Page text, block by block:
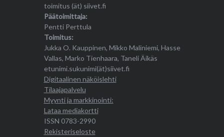
toimitus (ät) siivet.fi
Päätoimittaja:
Pentti Perttula
Toimitus:
Jukka O. Kauppinen, Mikko Maliniemi, Hasse
Vallas, Marko Tienhaara, Taneli Äikäs
etunimi.sukunimi(ät)siivet.fi
Digitaalinen näköislehti
Tilaajapalvelu
Myynti ja markkinointi:
Lataa mediakortti
ISSN 0783-2990
Rekisteriseloste